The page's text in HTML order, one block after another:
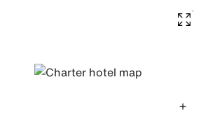
+